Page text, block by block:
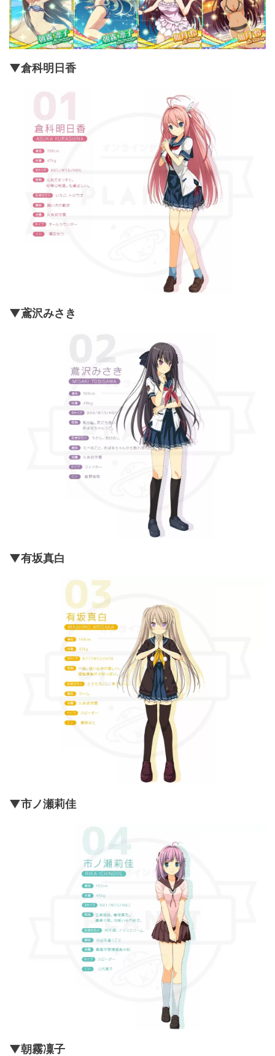
▼倉科明日香
▼鳶沢みさき
▼有坂真白
▼市ノ瀬莉佳
▼朝霧凜子